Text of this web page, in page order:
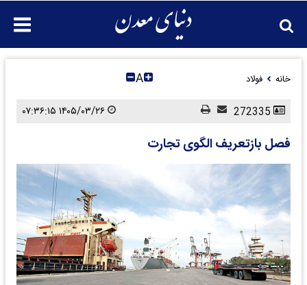
خانه فولاد A
فصل بازتعریف الگوی تجارت